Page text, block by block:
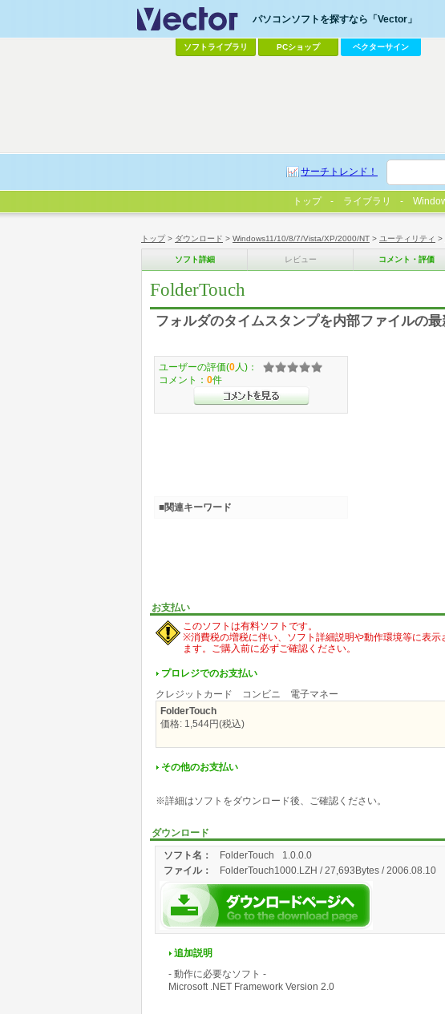
トップ> ダウンロード > Windows11/10/8/7/Vista/XP/2000/NT > ユーティリティ >
ソフト詳細 レビュー コメント・評価
FolderTouch
フォルダのタイムスタンプを内部ファイルの
お支払い
このソフトは有料ソフトです。
※消費税の増税に伴い、ソフト詳細説明や動作環境等に表
ます。ご購入前に必ずご確認ください。
プロレジでのお支払い
クレジットカード コンビニ 電子マネー
FolderTouch
価格: 1,544円(税込)
その他のお支払い
※詳細はソフトをダウンロード後、ご確認ください。
ダウンロード
ソフト名：
FolderTouch 1.0.0.0
ファイル： FolderTouch1000.LZH / 27,693Bytes / 2006.08.10
追加説明
- 動作に必要なソフト -
Microsoft .NET Framework Version 2.0
ユーザーの評価(0 人)：
コメント： 0件
■関連キーワード
パソコンソフトを探すなら「Vector」
ソフトライブラリ PCショップ ベクターサイン
サーチトレンド！
トップ ライブラリ